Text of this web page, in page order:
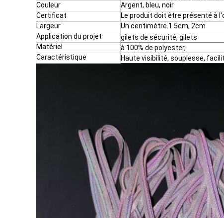
Couleur
Argent, bleu, noir
Certificat
Le produit doit être présenté à
Largeur
Un centimètre.1.5cm, 2cm
Application du projet
gilets de sécurité, gilets
Matériel
à 100% de polyester,
Caractéristique
Haute visibilité, souplesse,